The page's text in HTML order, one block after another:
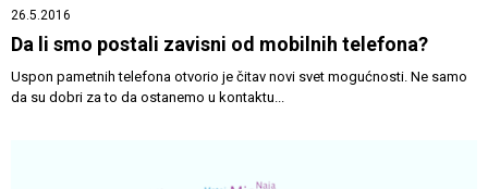
26.5.2016
Da li smo postali zavisni od mobilnih telefona?
Uspon pametnih telefona otvorio je čitav novi svet mogućnosti. Ne samo
da su dobri za to da ostanemo u kontaktu...